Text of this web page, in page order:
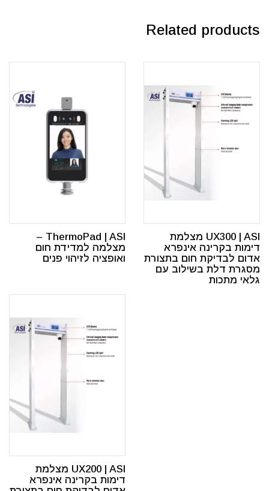
Related products
UX300 | ASI מצלמת
דימות בקרינה אינפרא
אדום לבדיקת חום בתצורת
מסגרת דלת בשילוב עם
גלאי מתכות
ThermoPad | ASI –
מצלמה למדידת חום
ואופציה לזיהוי פנים
UX200 | ASI מצלמת
דימות בקרינה אינפרא